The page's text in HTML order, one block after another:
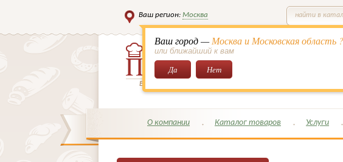
Ваш регион: Москва
Ваш город —Москва и Московская область ?
или ближайший к вам
Да Нет
найти в
Всё для кондитеров и поваров!
О компании Каталог товаров Услуги